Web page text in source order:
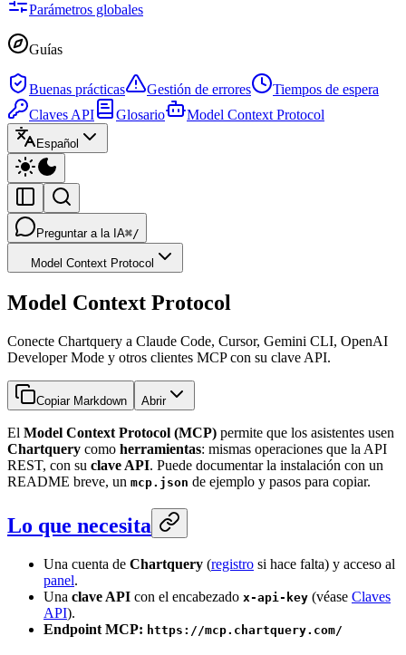
Parámetros globales
Guías
Buenas prácticas Gestión de errores
Tiempos de espera
Claves API
Glosario Model Context Protocol
Español
Preguntar a la IA⌘/
Model Context Protocol
Model Context Protocol
Conecte Chartquery a Claude Code, Cursor, Gemini CLI, OpenAI
Developer Mode y otros clientes MCP con su clave API.
Copiar Markdown Abrir
El Model Context Protocol (MCP) permite que los asistentes usen
Chartquery como herramientas: mismas operaciones que la API
REST, con su clave API. Puede documentar la instalación con un
README breve, un mcp.json de ejemplo y pasos para copiar.
Lo que necesita
Una cuenta de Chartquery (registro si hace falta) y acceso al
panel.
Una clave API con el encabezado x-api-key (véase Claves
API).
Endpoint MCP: https://mcp.chartquery.com/